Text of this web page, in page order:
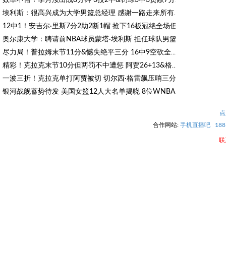
埃利斯：很高兴成为大学男篮总经理 感谢一路走来所有信任我的人
尽力局！普拉姆末节11分&憾失绝平三分 16中9空砍全场最高25分
精彩！克拉克末节10分但两罚不中遭惩 阿贾26+13&格雷完成双绝杀
合作网站: 手机直播吧
联